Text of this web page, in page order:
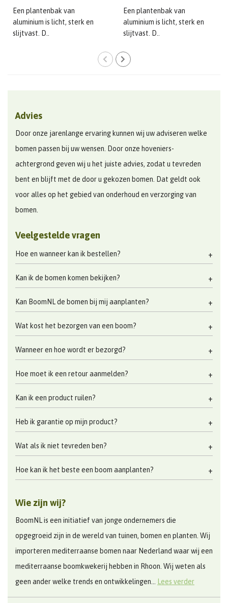
Een plantenbak van
aluminium is licht, sterk en
slijtvast. D..
Een plantenbak van
aluminium is licht, sterk en
slijtvast. D..
Advies
Door onze jarenlange ervaring kunnen wij uw adviseren welke
bomen passen bij uw wensen. Door onze hoveniers-
achtergrond geven wij u het juiste advies, zodat u tevreden
bent en blijft met de door u gekozen bomen. Dat geldt ook
voor alles op het gebied van onderhoud en verzorging van
bomen.
Veelgestelde vragen
Hoe en wanneer kan ik bestellen?
Kan ik de bomen komen bekijken?
Kan BoomNL de bomen bij mij aanplanten?
Wat kost het bezorgen van een boom?
Wanneer en hoe wordt er bezorgd?
Hoe moet ik een retour aanmelden?
Kan ik een product ruilen?
Heb ik garantie op mijn product?
Wat als ik niet tevreden ben?
Hoe kan ik het beste een boom aanplanten?
Wie zijn wij?
BoomNL is een initiatief van jonge ondernemers die
opgegroeid zijn in de wereld van tuinen, bomen en planten. Wij
importeren mediterraanse bomen naar Nederland waar wij een
mediterraanse boomkwekerij hebben in Rhoon. Wij weten als
geen ander welke trends en ontwikkelingen... Lees verder